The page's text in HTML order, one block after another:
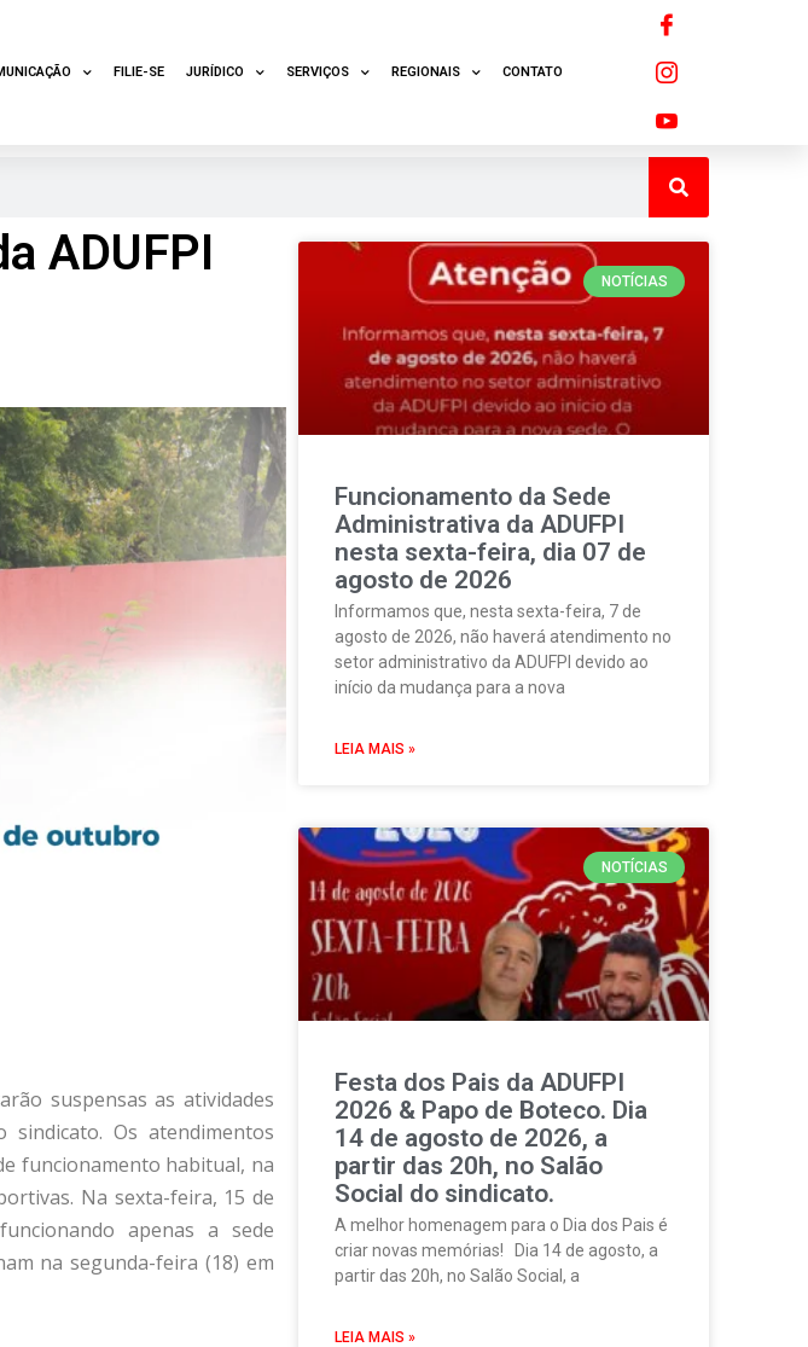
FILIE-SE JURÍDICO SERVIÇOS REGIONAIS CONTATO
ADUFPI
suspensas as atividades
sindicato. Os atendimentos
funcionamento habitual, na
Na sexta-feira, 15 de
apenas a sede
na segunda-feira (18) em
NOTÍCIAS
Funcionamento da Sede
Administrativa da ADUFPI
nesta sexta-feira, dia 07 de
agosto de 2026
Informamos que, nesta sexta-feira, 7 de
agosto de 2026, não haverá atendimento no
setor administrativo da ADUFPI devido ao
início da mudança para a nova
LEIA MAIS »
NOTÍCIAS
Festa dos Pais da ADUFPI
2026 & Papo de Boteco. Dia
14 de agosto de 2026, a
partir das 20h, no Salão
Social do sindicato.
A melhor homenagem para o Dia dos Pais é
criar novas memórias! Dia 14 de agosto, a
partir das 20h, no Salão Social, a
LEIA MAIS »